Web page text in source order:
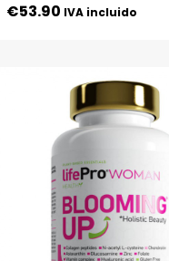
SELECCIONAR
€53.90 IVA incluido